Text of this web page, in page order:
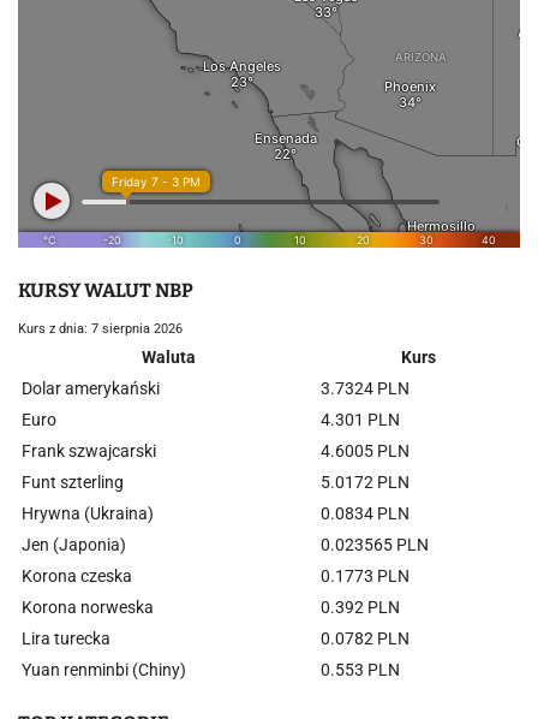
KURSY WALUT NBP
Kurs z dnia: 7 sierpnia 2026
Waluta
Kurs
Dolar amerykański
3.7324 PLN
Euro
4.301 PLN
Frank szwajcarski
4.6005 PLN
Funt szterling
5.0172 PLN
Hrywna (Ukraina)
0.0834 PLN
Jen (Japonia)
0.023565 PLN
Korona czeska
0.1773 PLN
Korona norweska
0.392 PLN
Lira turecka
0.0782 PLN
Yuan renminbi (Chiny)
0.553 PLN